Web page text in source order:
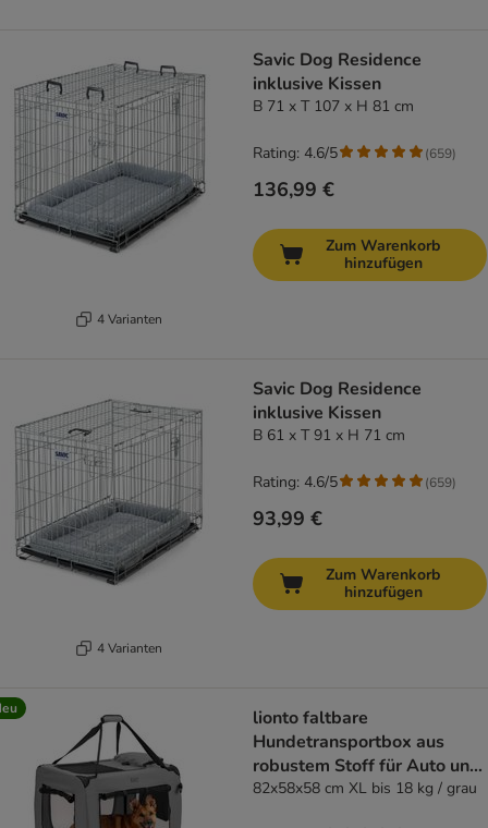
4 Varianten
Savic Dog Residence
inklusive Kissen
B 71 x T 107 x H 81 cm
136,99 €
Rating: 4.6/5 (659)
Zum Warenkorb
hinzufügen
4 Varianten
Savic Dog Residence
inklusive Kissen
B 61 x T 91 x H 71 cm
93,99 €
Rating: 4.6/5 (659)
Zum Warenkorb
hinzufügen
lionto faltbare
Hundetransportbox aus
robustem Stoff für Auto und
Reisen
82x58x58 cm XL bis 18 kg / grau